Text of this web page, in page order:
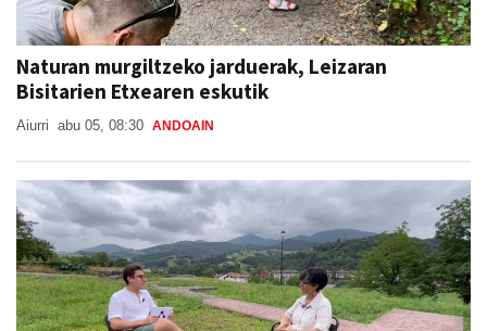
Naturan murgiltzeko jarduerak, Leizaran
Bisitarien Etxearen eskutik
Aiurri abu 05, 08:30 ANDOAIN